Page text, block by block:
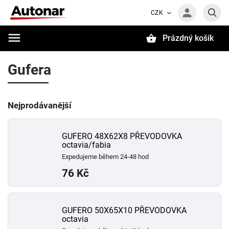
CZK
Prázdný košík
Gufera
Nejprodávanější
GUFERO 48X62X8 PŘEVODOVKA
octavia/fabia
Expedujeme během 24-48 hod
76 Kč
GUFERO 50X65X10 PŘEVODOVKA
octavia